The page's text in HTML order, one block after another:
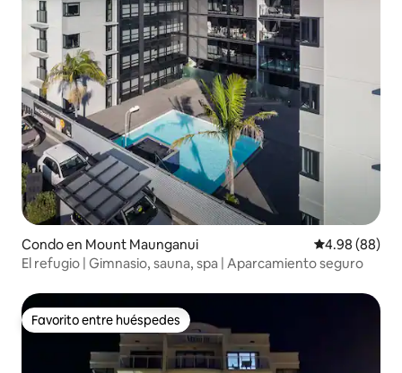
Condo en Mount Maunganui Calificación
4.98 (88)
El refugio | Gimnasio, sauna, spa | Aparcamiento seguro
Favorito entre huéspedes
Favorito entre huéspedes